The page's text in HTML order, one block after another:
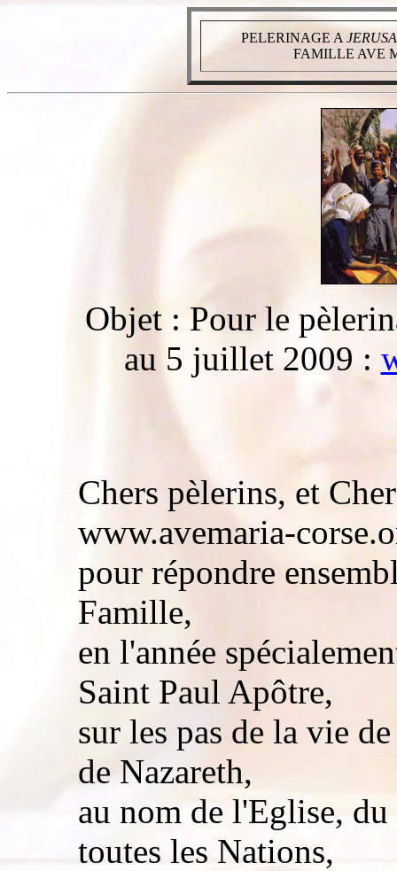
PELERINAGE A
FAMILLE AVE
Objet : Pour le
au 5 juillet 2009 :
Chers pèlerins, et
www.avemaria-
pour répondre
Famille,
en l'année
Saint Paul Apôtre,
sur les pas de la vie
de Nazareth,
au nom de l'Eglise,
toutes les Nations,